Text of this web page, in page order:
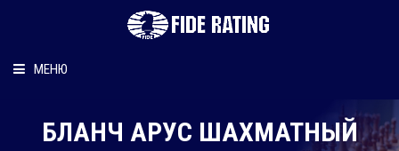
МЕНЮ
БЛАНЧ АРУС ШАХМАТНЫЙ